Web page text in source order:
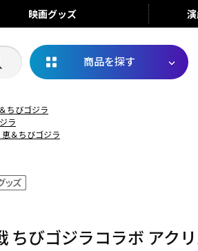
映画グッズ
商品を探す
ちびゴジラ
ラ
＆ちびゴジラ
ちびゴジラコラボ アク